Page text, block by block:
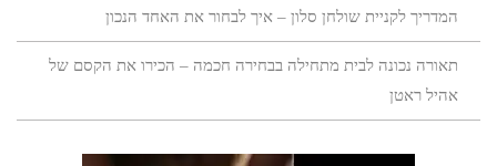
המדריך לקניית שולחן סלון – איך לבחור את האחד הנכון
תאורה נכונה לבית מתחילה בבחירה חכמה – הכירו את הקסם של
אהיל ראטן